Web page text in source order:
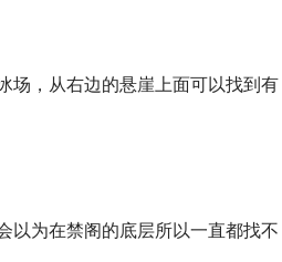
场，从右边的悬崖上面可以找到有
以为在禁阁的底层所以一直都找不